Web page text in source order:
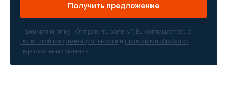
Получить предложение
Нажимая кнопку “Отправить заявку”, Вы соглашаетесь с
политикой конфиденциальности и правилами обработки
персональных данных